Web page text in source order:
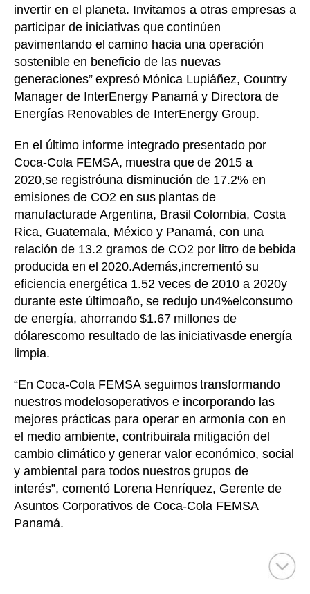
invertir en el planeta. Invitamos a otras empresas a
participar de iniciativas quecontinúen
pavimentando el camino hacia una operación
sostenible en beneficio de las nuevas
generaciones”expresó Mónica Lupiáñez, Country
Manager de InterEnergy Panamá y Directora de
Energías Renovables de InterEnergy Group.
En el último informe integrado presentado por
Coca-Cola FEMSA, muestra quede 2015 a
2020,se registróuna disminución de 17.2% en
emisiones de CO2 en sus plantas de
manufacturadeArgentina, Brasil Colombia, Costa
Rica, Guatemala, México y Panamá, con una
relación de 13.2 gramos de CO2 por litro de bebida
producida en el 2020.Además,incrementósu
eficiencia energética 1.52 veces de 2010 a 2020y
duranteeste últimoaño, se redujo un4%elconsumo
de energía, ahorrando$1.67 millones de
dólarescomo resultado de las iniciativasde energía
limpia.
“En Coca-Cola FEMSA seguimostransformando
nuestros modelosoperativos e incorporando las
mejores prácticas para operar en armonía con en
el medio ambiente, contribuirala mitigación del
cambio climáticoy generar valor económico, social
y ambiental para todos nuestrosgrupos de
interés”, comentó Lorena Henríquez, Gerente de
Asuntos Corporativos de Coca-Cola FEMSA
Panamá.